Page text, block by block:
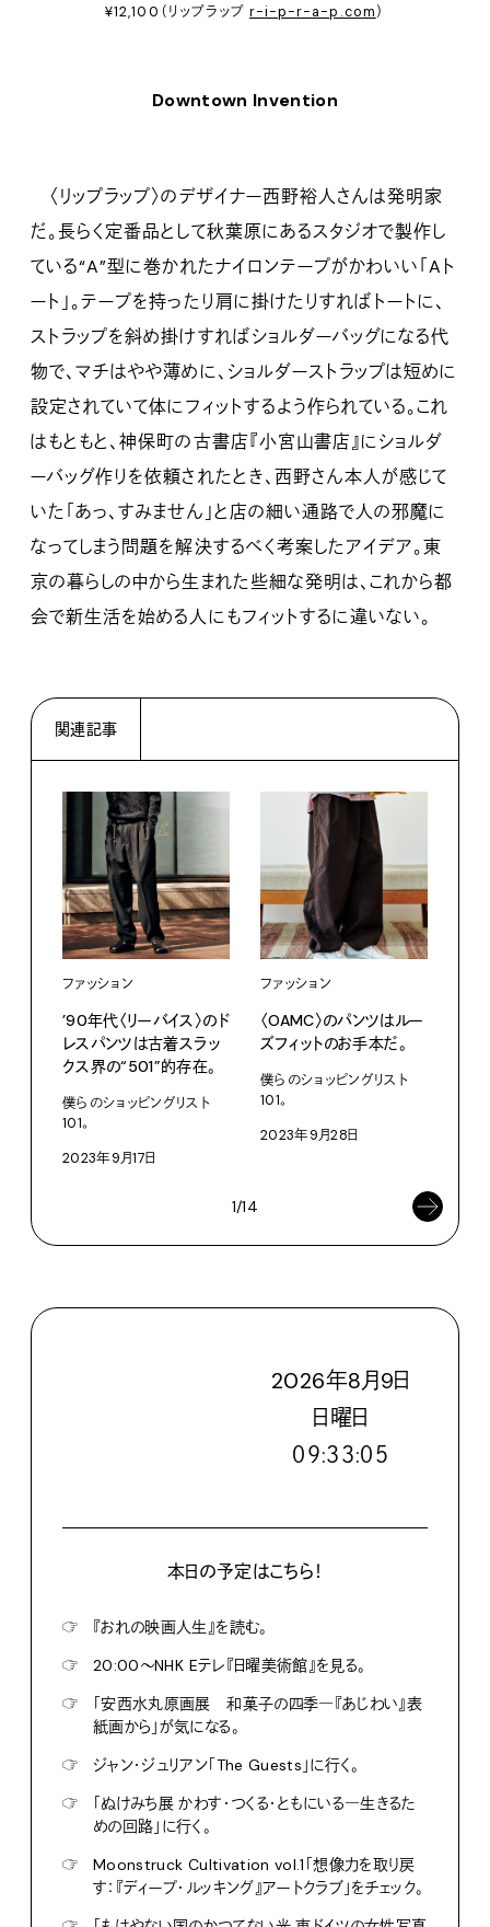
¥12,100（リップラップ r-i-p-r-a-p.com）
Downtown Invention
〈リップラップ〉のデザイナー西野裕人さんは発明家
だ。長らく定番品として秋葉原にあるスタジオで製作し
ている“A”型に巻かれたナイロンテープがかわいい「Aト
ート」。テープを持ったり肩に掛けたりすればトートに、
ストラップを斜め掛けすればショルダーバッグになる代
物で、マチはやや薄めに、ショルダーストラップは短めに
設定されていて体にフィットするよう作られている。これ
はもともと、神保町の古書店『小宮山書店』にショルダ
ーバッグ作りを依頼されたとき、西野さん本人が感じて
いた「あっ、すみません」と店の細い通路で人の邪魔に
なってしまう問題を解決するべく考案したアイデア。東
京の暮らしの中から生まれた些細な発明は、これから都
会で新生活を始める人にもフィットするに違いない。
関連記事
ファッション
’90年代〈リーバイス〉のド
レスパンツは古着スラッ
クス界の“501”的存在。
僕らのショッピングリスト
101。
2023年9月17日
ファッション
〈OAMC〉のパンツはルー
ズフィットのお手本だ。
僕らのショッピングリスト
101。
2023年9月28日
1/14
2026年8月9日
日曜日
０９:３３:０６
本日の予定はこちら！
☞
『おれの映画人生』を読む。
☞
20:00〜NHK Eテレ『日曜美術館』を見る。
☞
「安西水丸原画展 和菓子の四季―『あじわい』表
紙画から」が気になる。
☞
ジャン・ジュリアン「The Guests」に行く。
☞
「ぬけみち展 かわす・つくる・ともにいる―生きるた
めの回路」に行く。
☞
Moonstruck Cultivation vol.1「想像力を取り戻
す：『ディープ・ルッキング』アートクラブ」をチェック。